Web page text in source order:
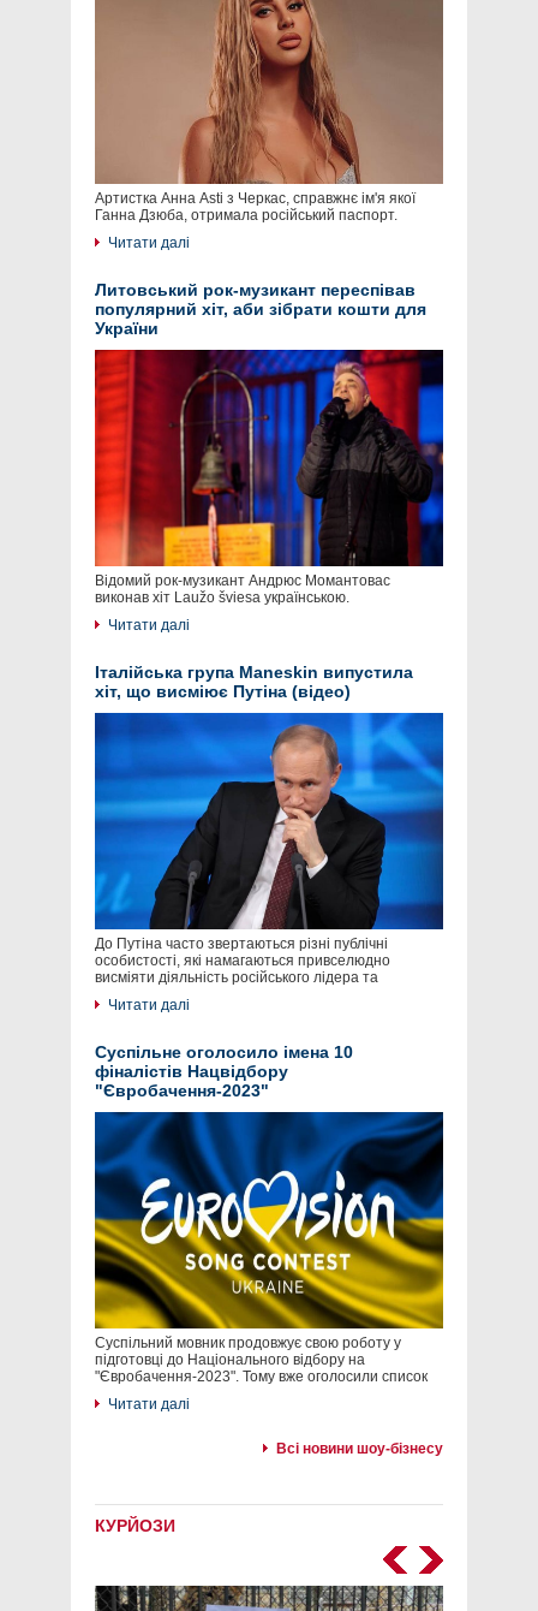
Артистка Анна Asti з Черкас, справжнє ім'я якої
Ганна Дзюба, отримала російський паспорт.
Читати далі
Литовський рок-музикант переспівав
популярний хіт, аби зібрати кошти для
України
Відомий рок-музикант Андрюс Момантовас
виконав хіт Laužo šviesa українською.
Читати далі
Італійська група Maneskin випустила
хіт, що висміює Путіна (відео)
До Путіна часто звертаються різні публічні
особистості, які намагаються привселюдно
висміяти діяльність російського лідера та
Читати далі
Суспільне оголосило імена 10
фіналістів Нацвідбору
"Євробачення-2023"
Суспільний мовник продовжує свою роботу у
підготовці до Національного відбору на
"Євробачення-2023". Тому вже оголосили список
Читати далі
Всі новини шоу-бізнесу
КУРЙОЗИ